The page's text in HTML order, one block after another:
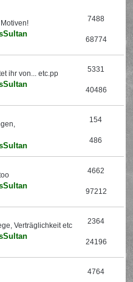
7488
68774
ihr von... etc.pp
5331
40486
154
486
4662
97212
Verträglichkeit etc
2364
24196
4764